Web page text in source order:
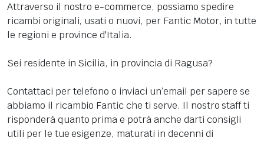
Attraverso il nostro e-commerce, possiamo spedire
ricambi originali, usati o nuovi, per Fantic Motor, in tutte
le regioni e province d'Italia.
Sei residente in Sicilia, in provincia di Ragusa?
Contattaci per telefono o inviaci un’email per sapere se
abbiamo il ricambio Fantic che ti serve. Il nostro staff ti
risponderà quanto prima e potrà anche darti consigli
utili per le tue esigenze, maturati in decenni di